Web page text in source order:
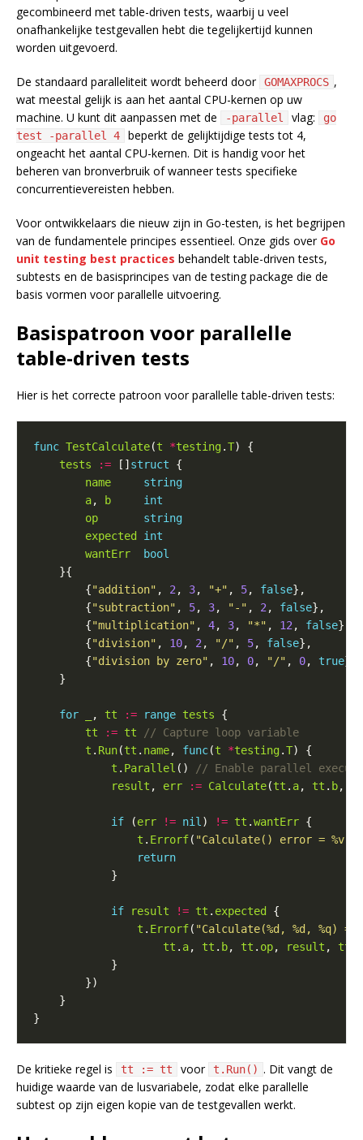
gecombineerd met table-driven tests, waarbij u veel
onafhankelijke testgevallen hebt die tegelijkertijd kunnen
worden uitgevoerd.
De standaard paralleliteit wordt beheerd door GOMAXPROCS ,
wat meestal gelijk is aan het aantal CPU-kernen op uw
machine. U kunt dit aanpassen met de
-parallel vlag:
go
test -parallel 4
beperkt de gelijktijdige tests tot 4,
ongeacht het aantal CPU-kernen. Dit is handig voor het
beheren van bronverbruik of wanneer tests specifieke
concurrentievereisten hebben.
Voor ontwikkelaars die nieuw zijn in Go-testen, is het begrijpen
van de fundamentele principes essentieel. Onze gids over Go
unit testing best practices behandelt table-driven tests,
subtests en de basisprincipes van de testing package die de
basis vormen voor parallelle uitvoering.
Basispatroon voor parallelle
table-driven tests
Hier is het correcte patroon voor parallelle table-driven tests:
func TestCalculate(t *testing.T
tests
:= [] struct
name
string
a, b
int
op
string
expected
int
wantErr
bool
        {
"addition" , 2 , 3, "+" , 5, false
        {
"subtraction" , 5, 3, "-" , 2 , false
        {
"multiplication" , 4, 3, "*" , 12 , false
        {
"division" , 10, 2 , "/" , 5, false
        {
"division by zero" , 10, 0, "/" , 0, true
for , tt := range tests
tt
:= tt
t . Run(tt . name, func(t *testing.T
t . Parallel ()
result , err := Calculate(tt . a, tt . b,
if (err != nil ) != tt .wantErr
t . Errorf( "Calculate() error = %v,
return
if result != tt . expected
t . Errorf( "Calculate(%d, %d, %q) =
tt . a, tt . b, tt . op, result , tt
De kritieke regel is tt := tt voor t.Run() . Dit vangt de
huidige waarde van de lusvariabele, zodat elke parallelle
subtest op zijn eigen kopie van de testgevallen werkt.